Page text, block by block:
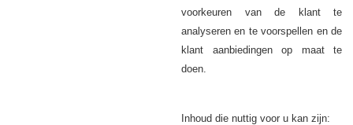
voorkeuren van de klant te
analyseren en te voorspellen en de
klant aanbiedingen op maat te
doen.
Inhoud die nuttig voor u kan zijn: